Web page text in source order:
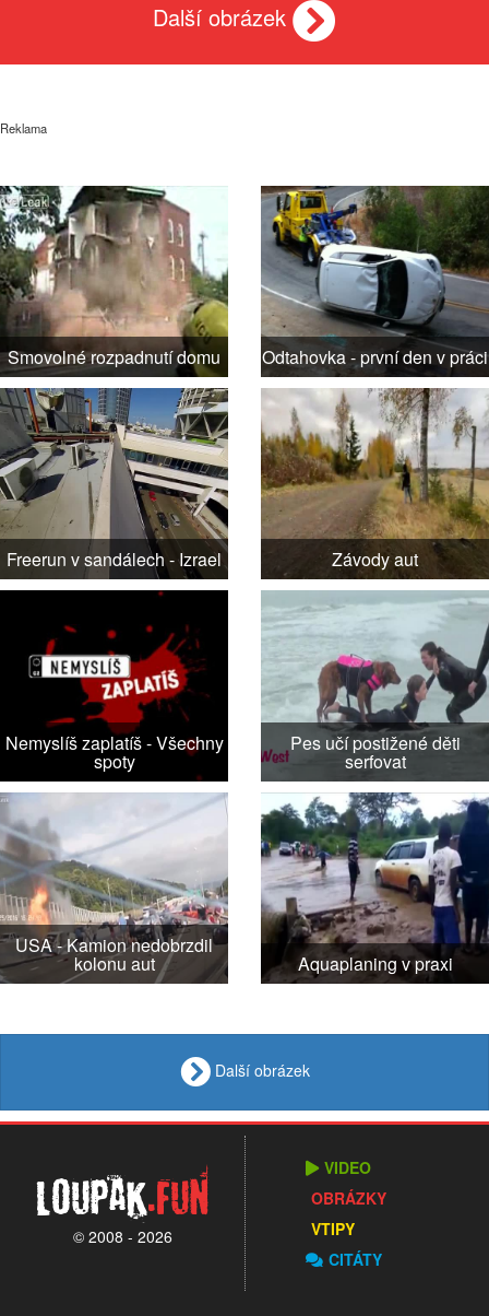
Další obrázek
Reklama
Smovolné rozpadnutí domu Odtahovka - první den v práci
Freerun v sandálech - Izrael Závody aut
Nemyslíš zaplatíš - Všechny
spoty
Pes učí postižené děti
serfovat
USA - Kamion nedobrzdil
kolonu aut Aquaplaning v praxi
Další obrázek
Loupak.fun
© 2008 - 2026
VIDEO
OBRÁZKY
VTIPY
CITÁTY